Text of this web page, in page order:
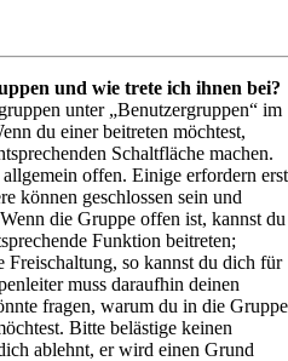
und wie trete ich ihnen bei?
unter „Benutzergruppen“ im
du einer beitreten möchtest,
Schaltfläche machen.
offen. Einige erfordern erst
können geschlossen sein und
die Gruppe offen ist, kannst du
Funktion beitreten;
Freischaltung, so kannst du dich für
muss daraufhin deinen
fragen, warum du in die Gruppe
Bitte belästige keinen
ablehnt, er wird einen Grund